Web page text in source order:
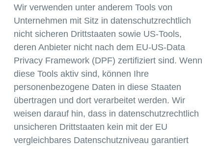
Wir verwenden unter anderem Tools von
Unternehmen mit Sitz in datenschutzrechtlich
nicht sicheren Drittstaaten sowie US-Tools,
deren Anbieter nicht nach dem EU-US-Data
Privacy Framework (DPF) zertifiziert sind. Wenn
diese Tools aktiv sind, können Ihre
personenbezogene Daten in diese Staaten
übertragen und dort verarbeitet werden. Wir
weisen darauf hin, dass in datenschutzrechtlich
unsicheren Drittstaaten kein mit der EU
vergleichbares Datenschutzniveau garantiert